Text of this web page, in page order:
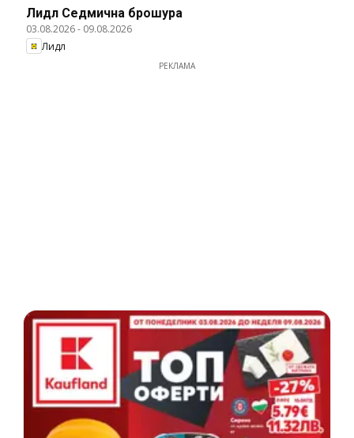
Лидл Cедмична брошура
03.08.2026- 09.08.2026
Лидл
РЕКЛАМА